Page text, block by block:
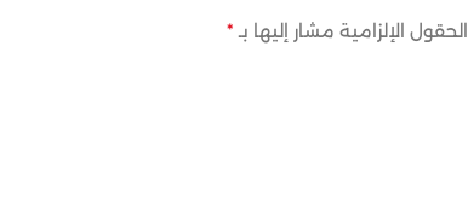
الحقول الإلزامية مشار إليها بـ *